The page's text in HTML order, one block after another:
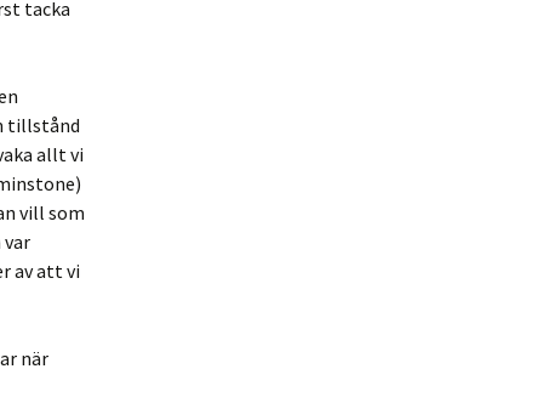
tacka
tillstånd
allt vi
vill som
av att vi
när